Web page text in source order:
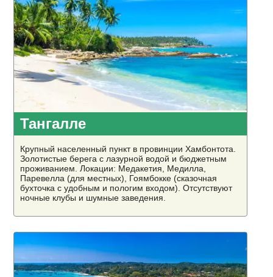
Тангалле
Крупный населенный пункт в провинции Хамбонтота.
Золотистые берега с лазурной водой и бюджетным
проживанием. Локации: Медакетия, Медилла,
Паревелла (для местных), Гоямбокке (сказочная
бухточка с удобным и пологим входом). Отсутствуют
ночные клубы и шумные заведения.